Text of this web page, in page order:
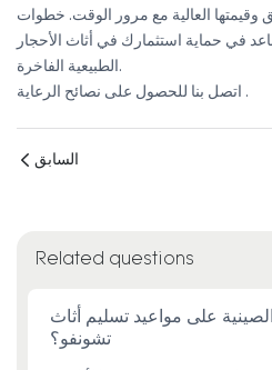
وقيمتها العالية مع مرور الوقت. خطوات
في حماية استثمارك في أثاث الأحجار
الطبيعية الفاخرة.
اتصل بنا للحصول على نصائح الرعاية .
السابق
Related questions
على مواعيد تسليم أثاث
تشونفو؟